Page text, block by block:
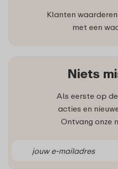
Klanten
met een
Niets
Als eerste op
acties en
Ontvang onze